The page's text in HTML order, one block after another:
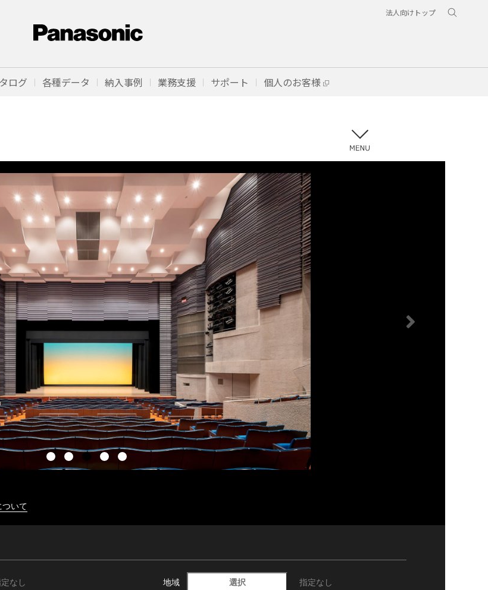
法人向けトップ
ログ 各種データ 納入事例 業務支援 サポート 個人のお客様
いて
なし 地域 選択 指定なし